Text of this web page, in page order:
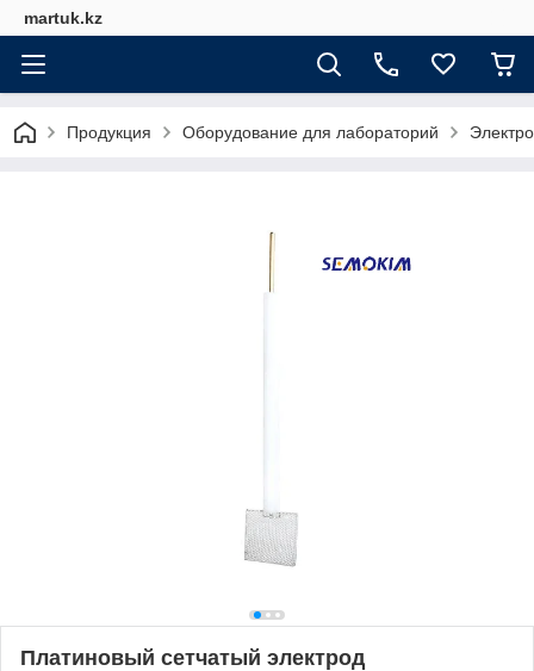
martuk.kz
Продукция Оборудование для лабораторий
Платиновый сетчатый электрод